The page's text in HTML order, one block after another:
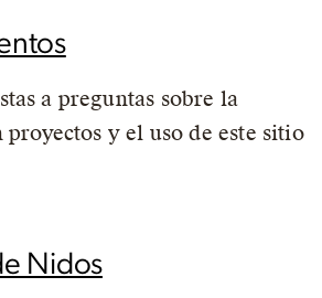
a preguntas sobre la
y el uso de este sitio
Nidos